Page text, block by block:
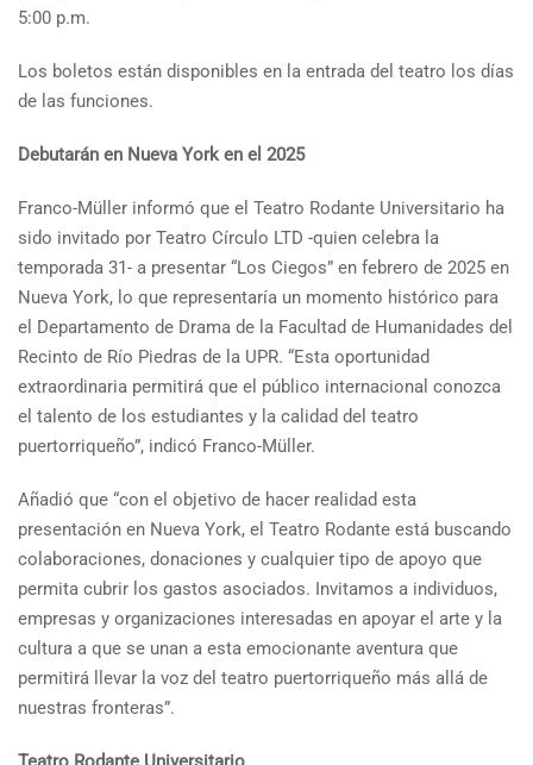
5:00 p.m.
Los boletos están disponibles en la entrada del teatro los días
de las funciones.
Debutarán en Nueva York en el 2025
Franco-Müller informó que el Teatro Rodante Universitario ha
sido invitado por Teatro Círculo LTD -quien celebra la
temporada 31- a presentar “Los Ciegos” en febrero de 2025 en
Nueva York, lo que representaría un momento histórico para
el Departamento de Drama de la Facultad de Humanidades del
Recinto de Río Piedras de la UPR. “Esta oportunidad
extraordinaria permitirá que el público internacional conozca
el talento de los estudiantes y la calidad del teatro
puertorriqueño”, indicó Franco-Müller.
Añadió que “con el objetivo de hacer realidad esta
presentación en Nueva York, el Teatro Rodante está buscando
colaboraciones, donaciones y cualquier tipo de apoyo que
permita cubrir los gastos asociados. Invitamos a individuos,
empresas y organizaciones interesadas en apoyar el arte y la
cultura a que se unan a esta emocionante aventura que
permitirá llevar la voz del teatro puertorriqueño más allá de
nuestras fronteras”.